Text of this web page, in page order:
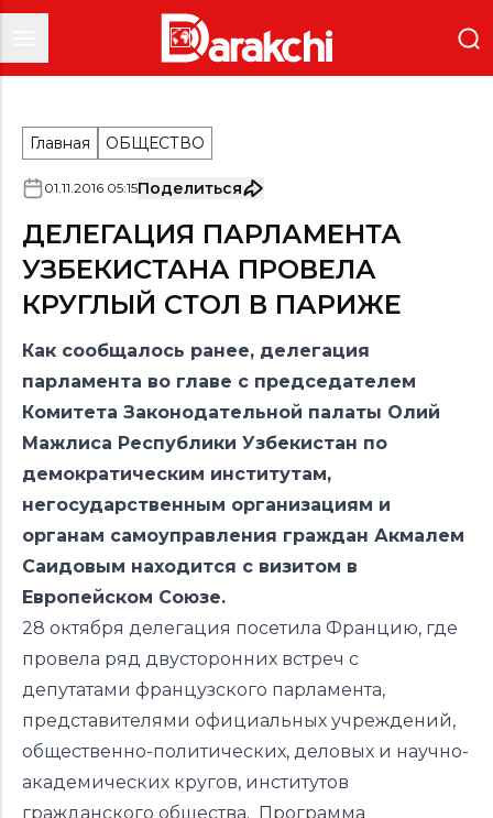
Главная ОБЩЕСТВО
01.11.2016 05:15Поделиться
ДЕЛЕГАЦИЯ ПАРЛАМЕНТА
УЗБЕКИСТАНА ПРОВЕЛА
КРУГЛЫЙ СТОЛ В ПАРИЖЕ
Как сообщалось ранее, делегация
парламента во главе с председателем
Комитета Законодательной палаты Олий
Мажлиса Республики Узбекистан по
демократическим институтам,
негосударственным организациям и
органам самоуправления граждан Акмалем
Саидовым находится с визитом в
Европейском Союзе.
28 октября делегация посетила Францию, где
провела ряд двусторонних встреч с
депутатами французского парламента,
представителями официальных учреждений,
общественно-политических, деловых и научно-
академических кругов, институтов
гражданского общества. Программа